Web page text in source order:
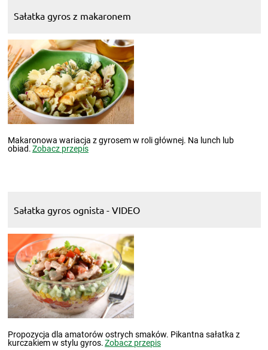
Sałatka gyros z makaronem
Makaronowa wariacja z gyrosem w roli głównej. Na lunch lub
obiad.Zobacz przepis
Sałatka gyros ognista - VIDEO
Propozycja dla amatorów ostrych smaków. Pikantna sałatka z
kurczakiem w stylu gyros.Zobacz przepis